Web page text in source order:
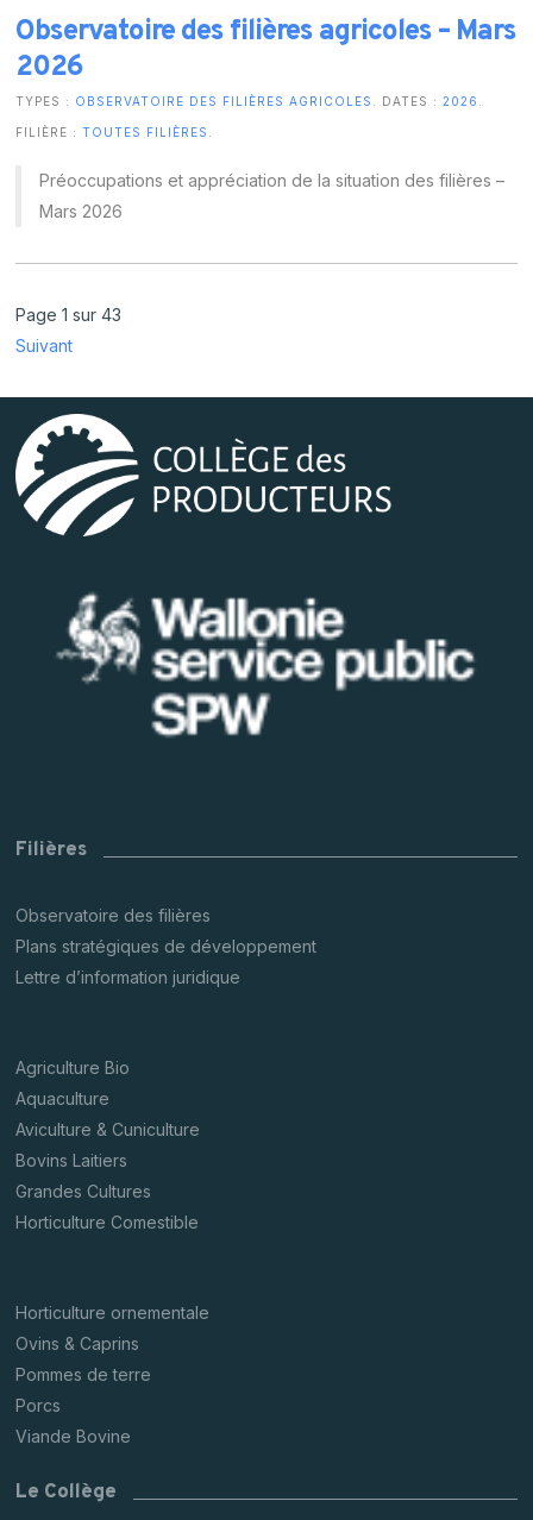
Observatoire des filières agricoles – Mars
2026
TYPES : OBSERVATOIRE DES FILIÈRES AGRICOLES . DATES :2026
FILIÈRE :TOUTES FILIÈRES
Préoccupations et appréciation de la situation des filières –
Mars 2026
Page 1 sur 43
Suivant
Filières
Observatoire des filières
Plans stratégiques de développement
Lettre d’information juridique
Agriculture Bio
Aquaculture
Aviculture & Cuniculture
Bovins Laitiers
Grandes Cultures
Horticulture Comestible
Horticulture ornementale
Ovins & Caprins
Pommes de terre
Porcs
Viande Bovine
Le Collège